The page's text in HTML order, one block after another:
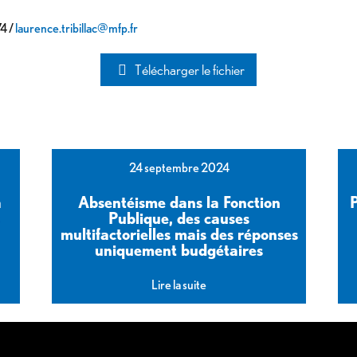
/laurence.tribillac@mfp.fr
Télécharger le fichier
24 septembre 2024
Absentéisme dans la Fonction
Publique, des causes
multifactorielles mais des réponses
uniquement budgétaires
Lire la suite